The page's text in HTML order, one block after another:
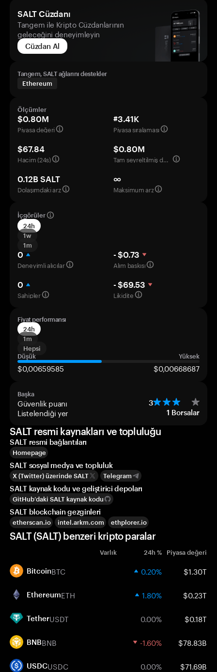
SALT Cüzdanı
Tangem ile Kripto Cüzdanlarının
geleceğini deneyimleyin
Cüzdan Al
Tangem, SALT ağlarını destekler
Ethereum
Ölçümler
$0.80M
Piyasa değeri
#3.41K
Piyasa sıralaması
$67.84
Hacim (24s)
$0.80M
Tam seyreltilmiş değerleme
0.12B SALT
Dolaşımdaki arz
∞
Maksimum arz
İçgörüler
24h
1w
1m
0
Deneyimli alıcılar
- $0.73
Alım baskısı
0
Sahipler
- $69.53
Likidite
Fiyat performansı
24h
1m
Hepsi
Düşük
Yüksek
$0,00659585 $0,00668687
Başka
Güvenlik puanı 3
Listelendiği yer 1 Borsalar
SALT resmi kaynakları ve topluluğu
SALT resmi bağlantıları
Homepage
SALT sosyal medya ve topluluk
X (Twitter) üzerinde SALT Telegram
SALT kaynak kodu ve geliştirici depoları
GitHub’daki SALT kaynak kodu
SALT blockchain gezginleri
etherscan.io intel.arkm.com ethplorer.io
SALT (SALT) benzeri kripto paralar
Varlık 24h % Piyasa değeri
BitcoinBTC 0.20% $1.30T
EthereumETH 1.80% $0.23T
TetherUSDT 0.00% $0.18T
BNBBNB -1.60% $78.83B
USDCUSDC 0.00% $71.69B